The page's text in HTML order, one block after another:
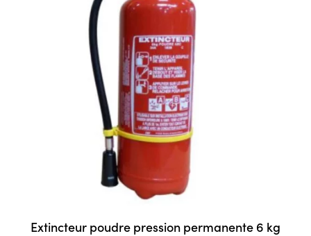
Extincteur poudre pression permanente 6 kg